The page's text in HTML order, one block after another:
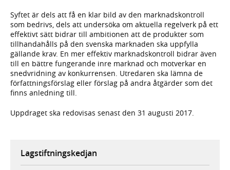
Syftet är dels att få en klar bild av den marknadskontroll
som bedrivs, dels att undersöka om aktuella regelverk på ett
effektivt sätt bidrar till ambitionen att de produkter som
tillhandahålls på den svenska marknaden ska uppfylla
gällande krav. En mer effektiv marknadskontroll bidrar även
till en bättre fungerande inre marknad och motverkar en
snedvridning av konkurrensen. Utredaren ska lämna de
författningsförslag eller förslag på andra åtgärder som det
finns anledning till.
Uppdraget ska redovisas senast den 31 augusti 2017.
Lagstiftningskedjan